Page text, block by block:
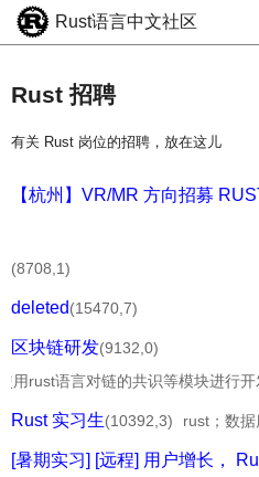
Rust语言中文社区
Rust 招聘
有关 Rust 岗位的招聘，放在这儿
【杭州】VR/MR 方向招募
(8708,1)
deleted(15470,7)
区块链研发(9132,0)
用rust语言对链的共识等模块进行开
Rust 实习生(10392,3) rust；数据
[暑期实习] [远程] 用户增长，